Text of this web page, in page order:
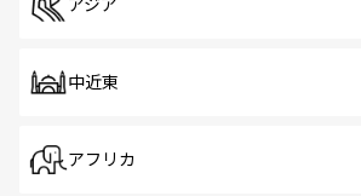
アジア
中近東
アフリカ